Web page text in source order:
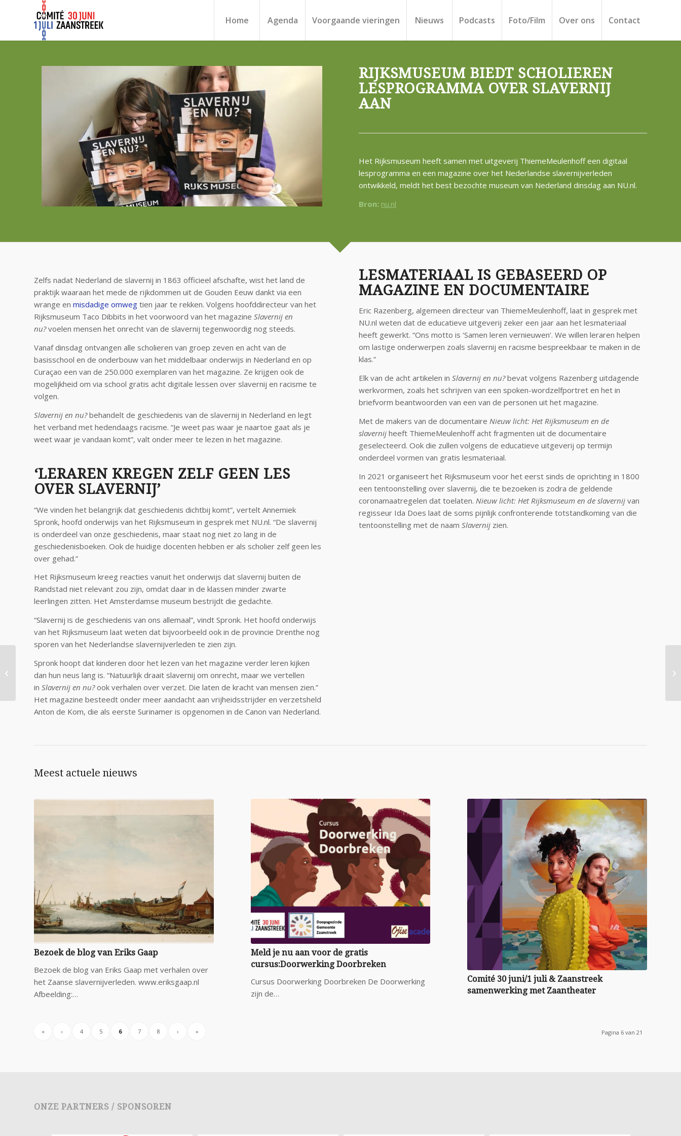
Home Agenda Voorgaande vieringen Nieuws Podcasts Foto/Film Over ons Contact
RIJKSMUSEUM BIEDT SCHOLIEREN
LESPROGRAMMA OVER SLAVERNIJ
AAN
Het Rijksmuseum heeft samen met uitgeverij ThiemeMeulenhoff een digitaal
lesprogramma en een magazine over het Nederlandse slavernijverleden
ontwikkeld, meldt het best bezochte museum van Nederland dinsdag aan NU.nl.
Bron: nu.nl
Zelfs nadat Nederland de slavernij in 1863 officieel afschafte, wist het land de
praktijk waaraan het mede de rijkdommen uit de Gouden Eeuw dankt via een
wrange en misdadige omweg tien jaar te rekken. Volgens hoofddirecteur van het
Rijksmuseum Taco Dibbits in het voorwoord van het magazine Slavernij en
nu?voelen mensen het onrecht van de slavernij tegenwoordig nog steeds.
Vanaf dinsdag ontvangen alle scholieren van groep zeven en acht van de
basisschool en de onderbouw van het middelbaar onderwijs in Nederland en op
Curaçao een van de 250.000 exemplaren van het magazine. Ze krijgen ook de
mogelijkheid om via school gratis acht digitale lessen over slavernij en racisme te
volgen.
Slavernij en nu?behandelt de geschiedenis van de slavernij in Nederland en legt
het verband met hedendaags racisme. “Je weet pas waar je naartoe gaat als je
weet waar je vandaan komt”, valt onder meer te lezen in het magazine.
‘LERAREN KREGEN ZELF GEEN LES
OVER SLAVERNIJ’
“We vinden het belangrijk dat geschiedenis dichtbij komt”, vertelt Annemiek
Spronk, hoofd onderwijs van het Rijksmuseum in gesprek met NU.nl. “De slavernij
is onderdeel van onze geschiedenis, maar staat nog niet zo lang in de
geschiedenisboeken. Ook de huidige docenten hebben er als scholier zelf geen les
over gehad.”
Het Rijksmuseum kreeg reacties vanuit het onderwijs dat slavernij buiten de
Randstad niet relevant zou zijn, omdat daar in de klassen minder zwarte
leerlingen zitten. Het Amsterdamse museum bestrijdt die gedachte.
“Slavernij is de geschiedenis van ons allemaal”, vindt Spronk. Het hoofd onderwijs
van het Rijksmuseum laat weten dat bijvoorbeeld ook in de provincie Drenthe nog
sporen van het Nederlandse slavernijverleden te zien zijn.
Spronk hoopt dat kinderen door het lezen van het magazine verder leren kijken
dan hun neus lang is. “Natuurlijk draait slavernij om onrecht, maar we vertellen
in Slavernij en nu?ook verhalen over verzet. Die laten de kracht van mensen zien.”
Het magazine besteedt onder meer aandacht aan vrijheidsstrijder en verzetsheld
Anton de Kom, die als eerste Surinamer is opgenomen in de Canon van Nederland.
LESMATERIAAL IS GEBASEERD OP
MAGAZINE EN DOCUMENTAIRE
Eric Razenberg, algemeen directeur van ThiemeMeulenhoff, laat in gesprek met
NU.nl weten dat de educatieve uitgeverij zeker een jaar aan het lesmateriaal
heeft gewerkt. “Ons motto is ‘Samen leren vernieuwen’. We willen leraren helpen
om lastige onderwerpen zoals slavernij en racisme bespreekbaar te maken in de
klas.”
Elk van de acht artikelen inSlavernij en nu?bevat volgens Razenberg uitdagende
werkvormen, zoals het schrijven van een spoken-wordzelfportret en het in
briefvorm beantwoorden van een van de personen uit het magazine.
Met de makers van de documentaire Nieuw licht: Het Rijksmuseum en de
slavernij heeft ThiemeMeulenhoff acht fragmenten uit de documentaire
geselecteerd. Ook die zullen volgens de educatieve uitgeverij op termijn
onderdeel vormen van gratis lesmateriaal.
In 2021 organiseert het Rijksmuseum voor het eerst sinds de oprichting in 1800
een tentoonstelling over slavernij, die te bezoeken is zodra de geldende
coronamaatregelen dat toelaten. Nieuw licht: Het Rijksmuseum en de slavernij van
regisseur Ida Does laat de soms pijnlijk confronterende totstandkoming van die
tentoonstelling met de naamSlavernij zien.
Meest actuele nieuws
Bezoek de blog van Eriks Gaap
Bezoek de blog van Eriks Gaap met verhalen over
het Zaanse slavernijverleden. www.eriksgaap.nl
Afbeelding:…
Meld je nu aan voor de gratis
cursus:Doorwerking Doorbreken
Cursus Doorwerking Doorbreken De Doorwerking
zijn de…
Comité 30 juni/1 juli & Zaanstreek
samenwerking met Zaantheater
Pagina 6 van 21
« ‹ 4 5 6 7 8 › »
ONZE PARTNERS / SPONSOREN
Dans als opening naar